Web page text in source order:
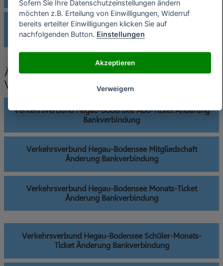
Verkehrsverbund Hegau-Bodensee VHB-Studi-Ticket
widerrufen
Änderung der Bankverbindung an
Verkehrsverbund Hegau-Bodensee senden
Verkehrsverbund Hegau-Bodensee Abo-Ticket Änderung
Bankverbindung
Verkehrsverbund Hegau-Bodensee Mitgliedschaft
Änderung Bankverbindung
Verkehrsverbund Hegau-Bodensee Monats-Ticket
Änderung Bankverbindung
Verkehrsverbund Hegau-Bodensee Schüler-Monats-
Ticket Änderung Bankverbindung
Sofern Sie Ihre Datenschutzeinstellungen ändern
möchten z.B. Erteilung von Einwilligungen, Widerruf
bereits erteilter Einwilligungen klicken Sie auf
nachfolgenden Button. Einstellungen
Akzeptieren
Verweigern